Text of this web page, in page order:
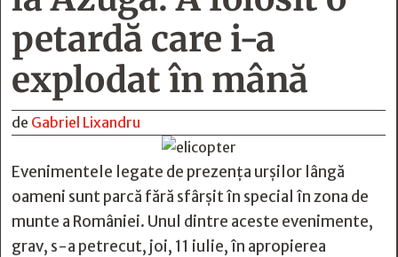
petardă care i-a
explodat în mână
de Gabriel Lixandru
Evenimentele legate de prezența urșilor lângă
oameni sunt parcă fără sfârșit în special în zona de
munte a României. Unul dintre aceste evenimente,
grav, s-a petrecut, joi, 11 iulie, în apropierea